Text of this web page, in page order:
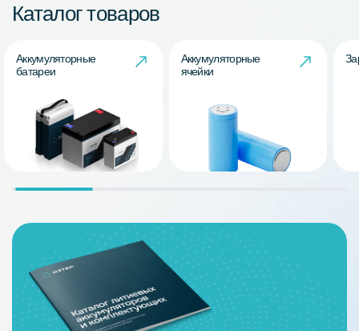
Каталог товаров
Аккумуляторные
батареи
Аккумуляторные
ячейки